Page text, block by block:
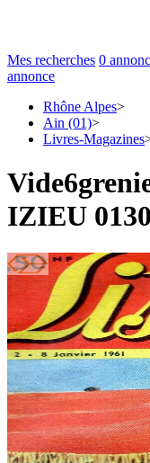
Mes recherches 0
annonce
Rhône Alpes>
Ain (01)>
Livres-Magazines
IZIEU